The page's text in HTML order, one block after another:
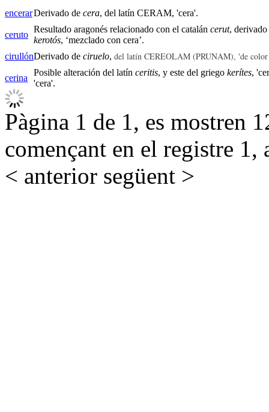
encerarDerivado de cera, del latín CERAM, 'cera'.
ceruto
Resultado aragonés relacionado con el catalán cerut,
kerotós, ‘mezclado con cera’.
cirullónDerivado de ciruelo, del latín CEREOLAM (PRUNAM), 'de color
cerina
Posible alteración del latín ceritis, y este del griego kerítes,
'cera'.
Pàgina 1 de 1, es mostren
començant en el registre 1,
< anterior següent >